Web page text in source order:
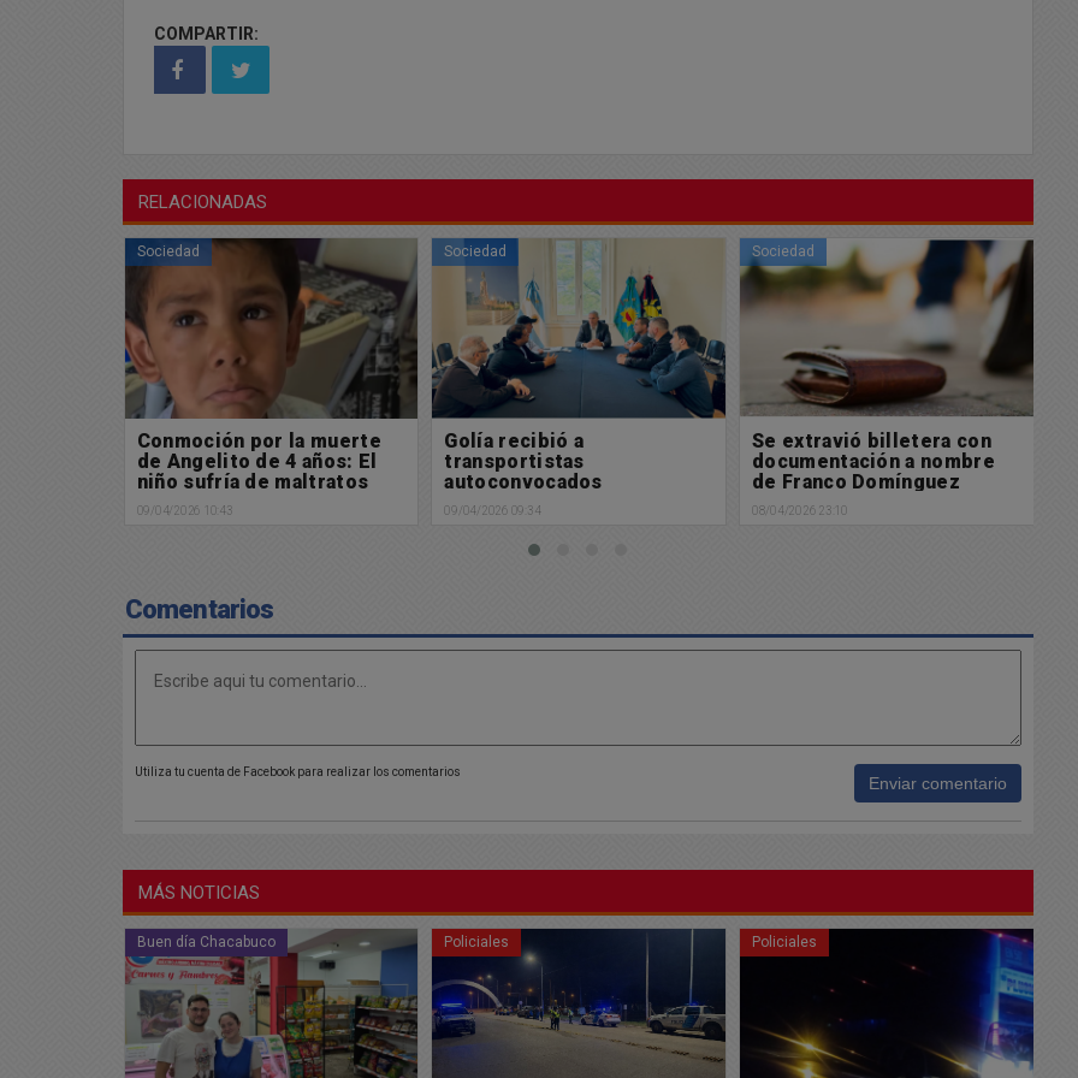
COMPARTIR:
RELACIONADAS
Sociedad
Conmoción por la muerte
de Angelito de 4 años: El
niño sufría de maltratos
por parte de la madre
09/04/2026 10:43
Sociedad
Golía recibió a
transportistas
autoconvocados
09/04/2026 09:34
Sociedad
Se extravió billetera con
documentación a nombre
de Franco Domínguez
08/04/2026 23:10
Comentarios
Utiliza tu cuenta de Facebook para realizar los comentarios
Enviar comentario
MÁS NOTICIAS
Buen día Chacabuco Policiales Policiales